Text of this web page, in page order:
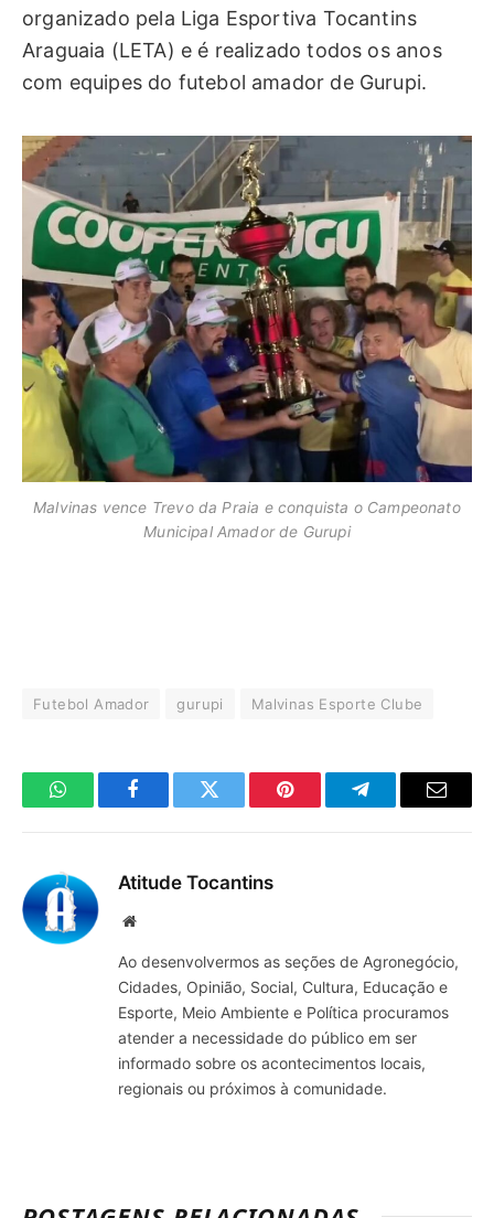
organizado pela Liga Esportiva Tocantins
Araguaia (LETA) e é realizado todos os anos
com equipes do futebol amador de Gurupi.
Malvinas vence Trevo da Praia e conquista o Campeonato
Municipal Amador de Gurupi
Futebol Amador gurupi Malvinas Esporte Clube
WhatsAppFacebookTwitter Pinterest TelegramaE-
Atitude Tocantins
Site
Ao desenvolvermos as seções de Agronegócio,
Cidades, Opinião, Social, Cultura, Educação e
Esporte, Meio Ambiente e Política procuramos
atender a necessidade do público em ser
informado sobre os acontecimentos locais,
regionais ou próximos à comunidade.